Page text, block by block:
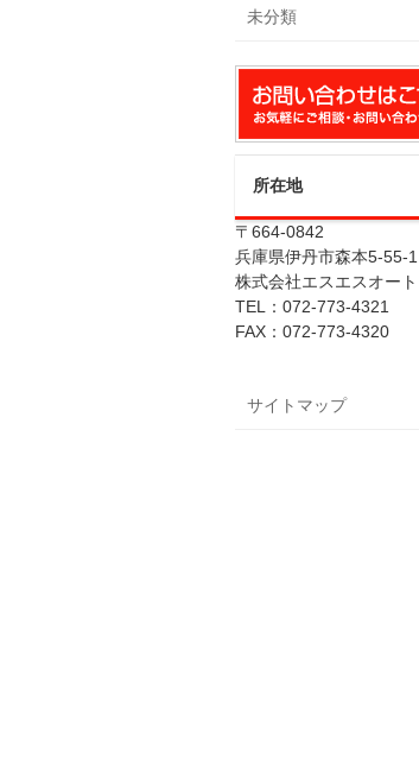
未分類
所在地
〒664-0842
兵庫県伊丹市森本5-55-1
株式会社エスエスオート
TEL：072-773-4321
FAX：072-773-4320
サイトマップ